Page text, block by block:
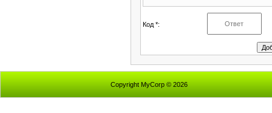
Код *:
Copyright MyCorp © 2026